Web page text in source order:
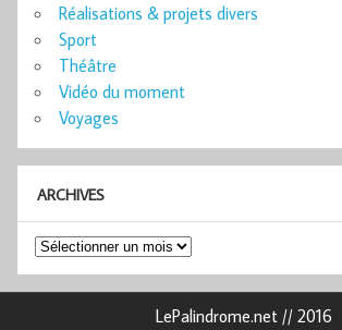
Réalisations & projets divers
Sport
Théâtre
Vidéo du moment
Voyages
ARCHIVES
Archives
LePalindrome.net // 2016